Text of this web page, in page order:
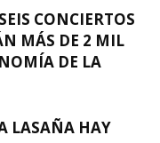
CONCIERTOS
MÁS DE 2 MIL
DE LA
LASAÑA HAY